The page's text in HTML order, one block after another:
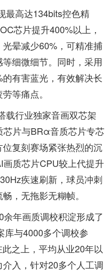
最高达134bits控色精
芯片提升400%以上，
晕减少60%，可精准捕
细微细节。同时，采用
有害蓝光，有效解决长
等痛点。
载行业独家音画双芯架
片与BRα音质芯片专芯
复刻赛场紧张热烈的沉
质芯片CPU较上代提升
疾速刷新，球员冲刺
，无拖影无糊帧。
年画质调校积淀形成了
库与4000多个调校参
之上，平均从业20年以
介入，针对20多个人工调